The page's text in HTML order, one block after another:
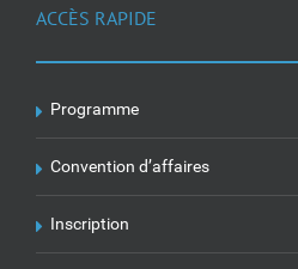
ACCÈS RAPIDE
Programme
Convention d’affaires
Inscription